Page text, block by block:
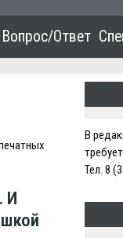
Вопрос/Ответ
И
В
Тел. 8